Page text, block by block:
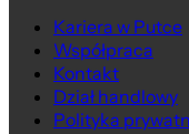
Kariera w Putce
Współpraca
Kontakt
Dział handlowy
Polityka